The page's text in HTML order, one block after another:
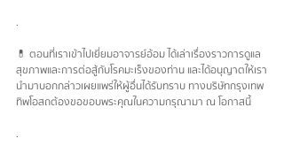
.
💊 ตอนที่เราเข้าไปเยี่ยมอาจารย์อ้อม ได้เล่าเรื่องราวการดูแล
สุขภาพและการต่อสู้กับโรคมะเร็งของท่าน และได้อนุญาตให้เรา
นำมาบอกกล่าวเผยแพร่ให้ผู้อื่นได้รับทราบ ทางบริษัทกรุงเทพ
ทิพโอสถต้องขอขอบพระคุณในความกรุณามา ณ โอกาสนี้
.